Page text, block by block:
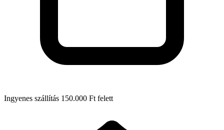
Ingyenes szállítás 150.000 Ft felett